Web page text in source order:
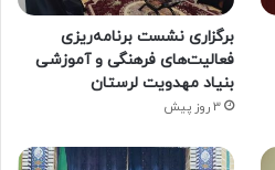
برگزاری نشست برنامه‌ریزی
فعالیت‌های فرهنگی و آموزشی
بنیاد مهدویت لرستان
3 روز پیش